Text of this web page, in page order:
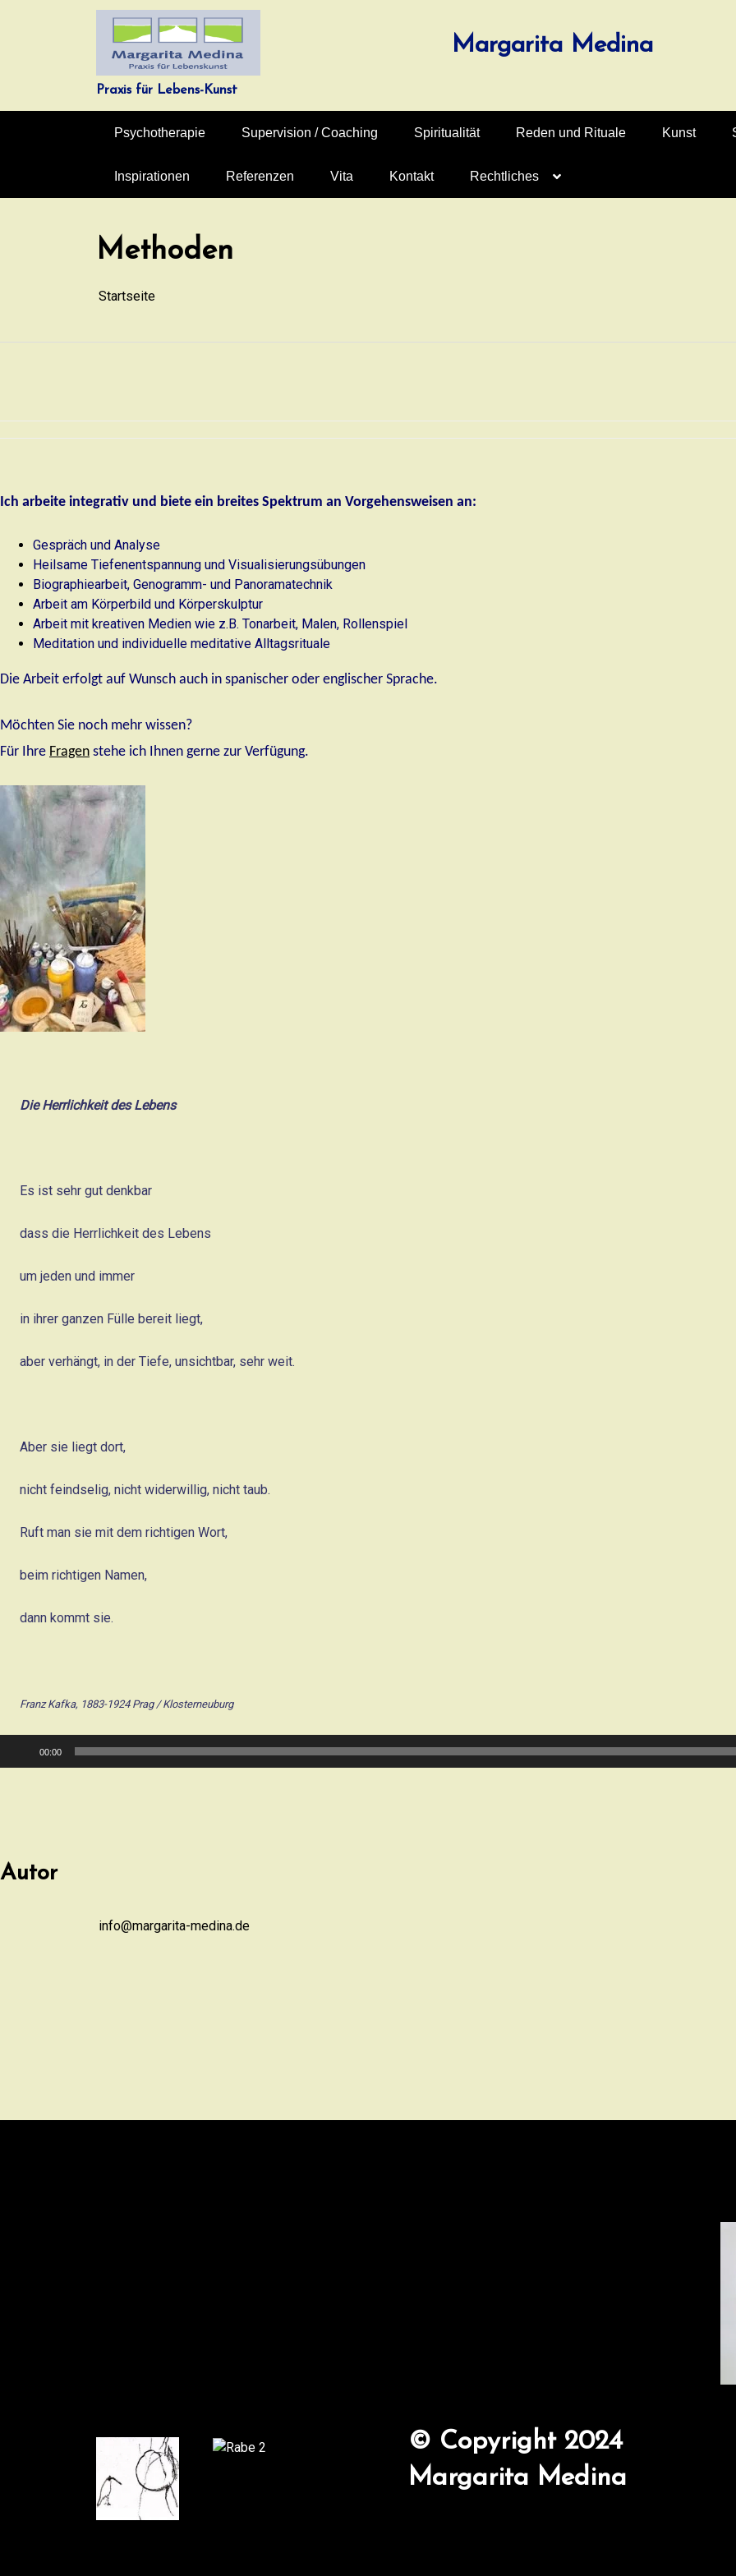
Margarita Medina
Praxis für Lebens-Kunst
Psychotherapie Supervision / Coaching Spiritualität Reden und Rituale Kunst
Inspirationen Referenzen Vita Kontakt Rechtliches
Methoden
Startseite
Ich arbeite integrativ und biete ein breites Spektrum an Vorgehensweisen an:
Gespräch und Analyse
Heilsame Tiefenentspannung und Visualisierungsübungen
Biographiearbeit, Genogramm- und Panoramatechnik
Arbeit am Körperbild und Körperskulptur
Arbeit mit kreativen Medien wie z.B. Tonarbeit, Malen, Rollenspiel
Meditation und individuelle meditative Alltagsrituale
Die Arbeit erfolgt auf Wunsch auch in spanischer oder englischer Sprache.
Möchten Sie noch mehr wissen?
Für Ihre Fragen stehe ich Ihnen gerne zur Verfügung.
Die Herrlichkeit des Lebens
Es ist sehr gut denkbar
dass die Herrlichkeit des Lebens
um jeden und immer
in ihrer ganzen Fülle bereit liegt,
aber verhängt, in der Tiefe, unsichtbar, sehr weit.
Aber sie liegt dort,
nicht feindselig, nicht widerwillig, nicht taub.
Ruft man sie mit dem richtigen Wort,
beim richtigen Namen,
dann kommt sie.
Franz Kafka, 1883-1924 Prag / Klosterneuburg
00:00
Autor
info@margarita-medina.de
© Copyright 2024
Margarita Medina